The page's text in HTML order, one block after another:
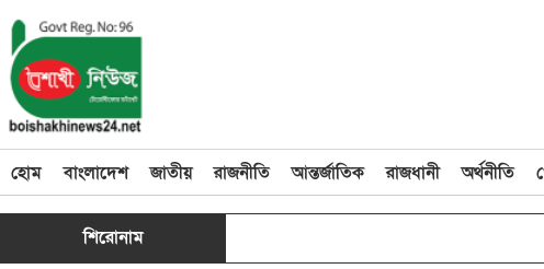
হোম বাংলাদেশ জাতীয় রাজনীতি আন্তর্জাতিক রাজধানী অর্থনীতি
শিরোনাম